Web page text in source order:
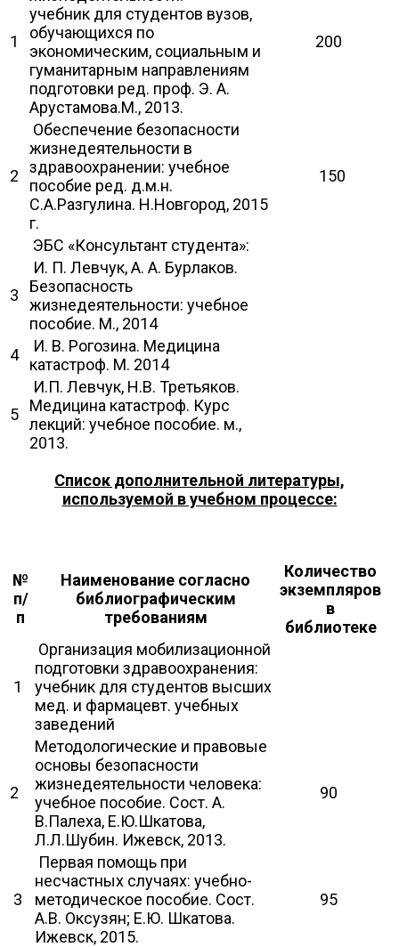
1
учебник для студентов вузов,
обучающихся по
экономическим, социальным и
гуманитарным направлениям
подготовки ред. проф. Э. А.
Арустамова.М., 2013.
200
2
Обеспечение безопасности
жизнедеятельности в
здравоохранении: учебное
пособие ред. д.м.н.
С.А.Разгулина. Н.Новгород, 2015
г.
150
ЭБС «Консультант студента»:
3
И. П. Левчук, А. А. Бурлаков.
Безопасность
жизнедеятельности: учебное
пособие. М., 2014
4
И. В. Рогозина. Медицина
катастроф. М. 2014
5
И.П. Левчук, Н.В. Третьяков.
Медицина катастроф. Курс
лекций: учебное пособие. м.,
2013.
Список дополнительной литературы,
используемой в учебном процессе:
№
п/
п
Наименование согласно
библиографическим
требованиям
Количество
экземпляров
в
библиотеке
1
Организация мобилизационной
подготовки здравоохранения:
учебник для студентов высших
мед. и фармацевт. учебных
заведений
2
Методологические и правовые
основы безопасности
жизнедеятельности человека:
учебное пособие. Сост. А.
В.Палеха, Е.Ю.Шкатова,
Л.Л.Шубин. Ижевск, 2013.
90
3
Первая помощь при
несчастных случаях: учебно-
методическое пособие. Сост.
А.В. Оксузян; Е.Ю. Шкатова.
Ижевск, 2015.
95